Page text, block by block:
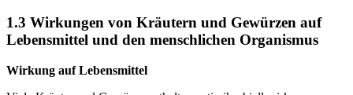
1.3 Wirkungen von Kräutern und Gewürzen auf
Lebensmittel und den menschlichen Organismus
Wirkung auf Lebensmittel